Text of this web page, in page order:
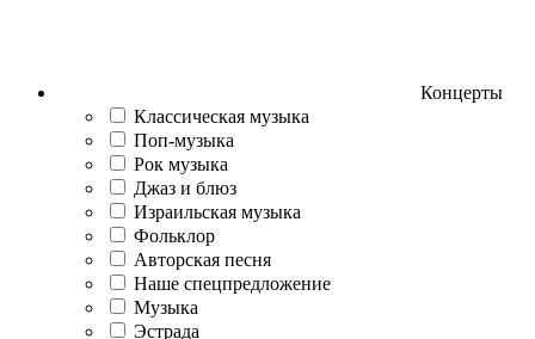
Концерты
Классическая музыка
Поп-музыка
Рок музыка
Джаз и блюз
Израильская музыка
Фольклор
Авторская песня
Наше спецпредложение
Музыка
Эстрада